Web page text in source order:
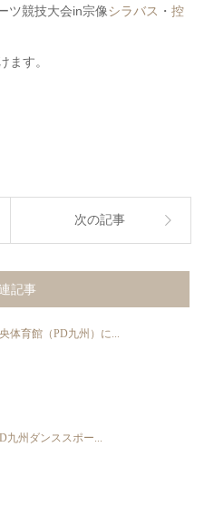
ツ競技大会in宗像シラバス ・控
ます。
次の記事
記事
体育館（PD九州）に...
九州ダンススポー...